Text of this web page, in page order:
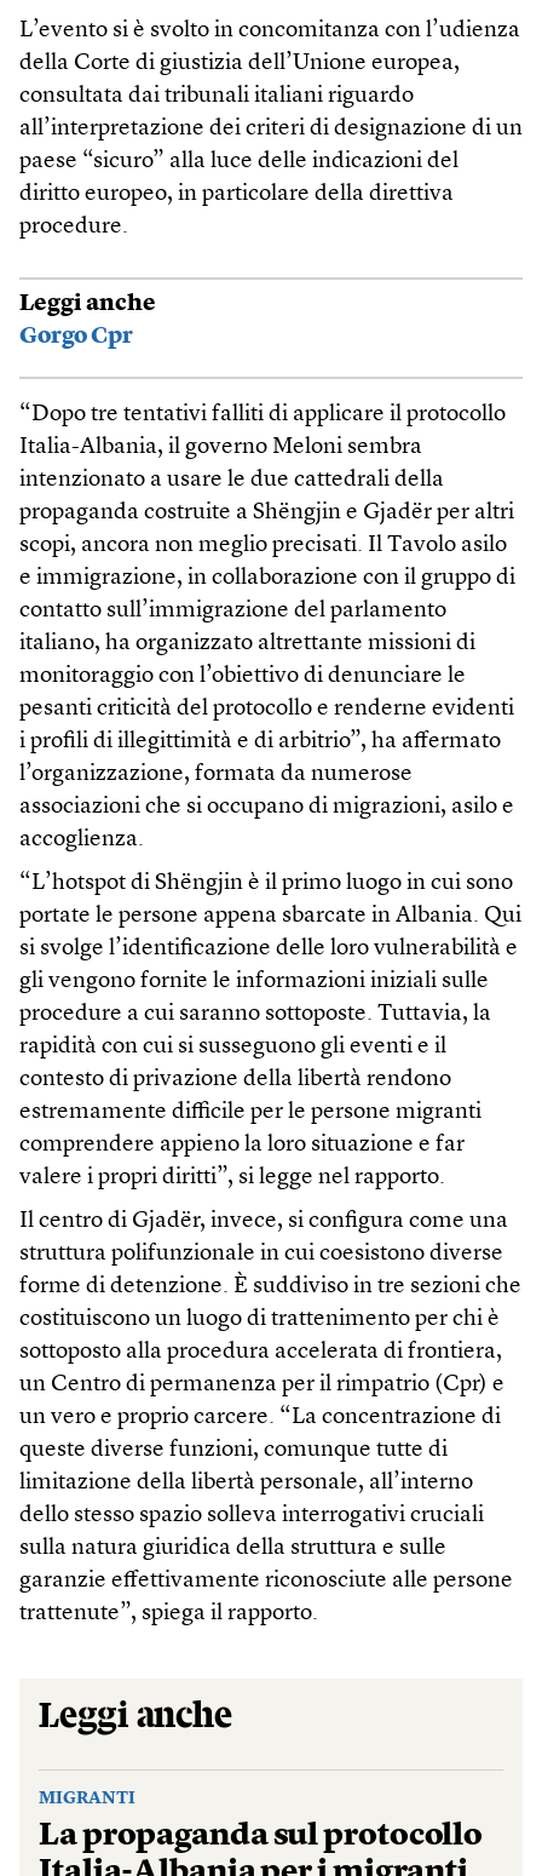
L’evento si è svolto in concomitanza con l’udienza
della Corte di giustizia dell’Unione europea,
consultata dai tribunali italiani riguardo
all’interpretazione dei criteri di designazione di un
paese “sicuro” alla luce delle indicazioni del
diritto europeo, in particolare della direttiva
procedure.
Leggi anche
Gorgo Cpr
“Dopo tre tentativi falliti di applicare il protocollo
Italia-Albania, il governo Meloni sembra
intenzionato a usare le due cattedrali della
propaganda costruite a Shëngjin e Gjadër per altri
scopi, ancora non meglio precisati. Il Tavolo asilo
e immigrazione, in collaborazione con il gruppo di
contatto sull’immigrazione del parlamento
italiano, ha organizzato altrettante missioni di
monitoraggio con l’obiettivo di denunciare le
pesanti criticità del protocollo e renderne evidenti
i profili di illegittimità e di arbitrio”, ha affermato
l’organizzazione, formata da numerose
associazioni che si occupano di migrazioni, asilo e
accoglienza.
“L’hotspot di Shëngjin è il primo luogo in cui sono
portate le persone appena sbarcate in Albania. Qui
si svolge l’identificazione delle loro vulnerabilità e
gli vengono fornite le informazioni iniziali sulle
procedure a cui saranno sottoposte. Tuttavia, la
rapidità con cui si susseguono gli eventi e il
contesto di privazione della libertà rendono
estremamente difficile per le persone migranti
comprendere appieno la loro situazione e far
valere i propri diritti”, si legge nel rapporto.
Il centro di Gjadër, invece, si configura come una
struttura polifunzionale in cui coesistono diverse
forme di detenzione. È suddiviso in tre sezioni che
costituiscono un luogo di trattenimento per chi è
sottoposto alla procedura accelerata di frontiera,
un Centro di permanenza per il rimpatrio (Cpr) e
un vero e proprio carcere. “La concentrazione di
queste diverse funzioni, comunque tutte di
limitazione della libertà personale, all’interno
dello stesso spazio solleva interrogativi cruciali
sulla natura giuridica della struttura e sulle
garanzie effettivamente riconosciute alle persone
trattenute”, spiega il rapporto.
Leggi anche
MIGRANTI
La propaganda sul protocollo